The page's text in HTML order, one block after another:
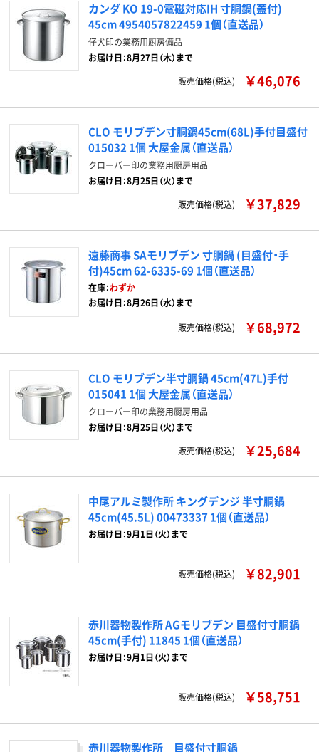
カンダ KO 19-0電磁対応IH 寸胴鍋(蓋付)
45cm 4954057822459 1個（直送品）
仔犬印の業務用厨房備品
お届け日：8月27日（木）まで
販売価格(税込)
￥46,076
CLO モリブデン寸胴鍋45cm(68L)手付目盛付
015032 1個 大屋金属（直送品）
クローバー印の業務用厨房用品
お届け日：8月25日（火）まで
販売価格(税込)
￥37,829
遠藤商事 SAモリブデン 寸胴鍋 (目盛付・手
付)45cm 62-6335-69 1個（直送品）
在庫：わずか
お届け日：8月26日（水）まで
販売価格(税込) ￥68,972
CLO モリブデン半寸胴鍋 45cm(47L)手付
015041 1個 大屋金属（直送品）
クローバー印の業務用厨房用品
お届け日：8月25日（火）まで
販売価格(税込)
￥25,684
中尾アルミ製作所 キングデンジ 半寸胴鍋
45cm(45.5L) 00473337 1個（直送品）
お届け日：9月1日（火）まで
販売価格(税込) ￥82,901
赤川器物製作所 AGモリブデン 目盛付寸胴鍋
45cm(手付) 11845 1個（直送品）
お届け日：9月1日（火）まで
販売価格(税込) ￥58,751
赤川器物製作所 目盛付寸胴鍋